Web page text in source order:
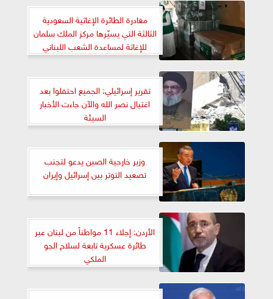
مغادرة الطائرة الإغاثية السعودية
الثالثة التي يسيّرها مركز الملك سلمان
للإغاثة لمساعدة الشعب اللبناني
تقرير إسرائيلي: الجميع احتفلوا بعد
اغتيال نصر الله والآن جاءت الأخبار
السيئة
وزير خارجية الصين يدعو لتجنب
تصعيد التوتر بين إسرائيل وإيران
الأردن: إجلاء 11 مواطناً من لبنان عبر
طائرة عسكرية تابعة لسلاح الجو
الملكي